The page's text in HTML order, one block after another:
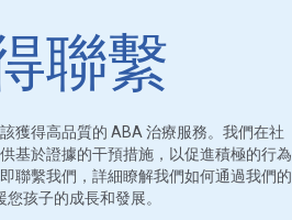
聯繫
獲得高品質的 ABA 治療服務。我們在社
基於證據的干預措施，以促進積極的行為
聯繫我們，詳細瞭解我們如何通過我們的
孩子的成長和發展。